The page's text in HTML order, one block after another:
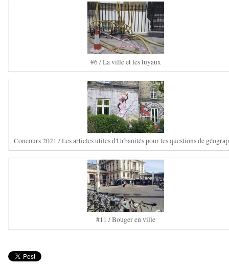
#6 / La ville et les tuyaux
Concours 2021 / Les articles utiles d'Urbanités pour les questions de
#11 / Bouger en ville